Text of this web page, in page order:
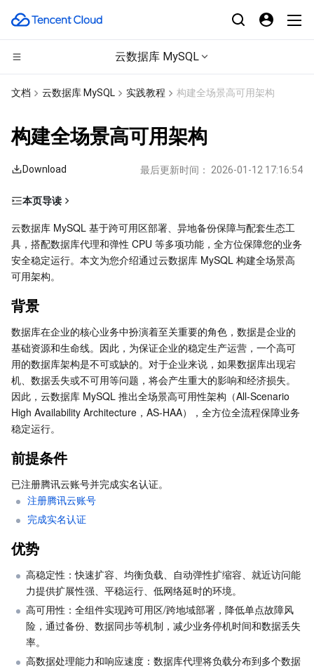
云数据库 MySQL
CDN与边缘平台
内容分发网络 CDN
DDoS 防护
安全加速 SCDN
裸金属云服务器
GPU 云服务器
弹性伸缩
自动化助手
边缘计算
批量计算
高性能计算集群
容器
容器服务
容器镜像服务
云原生分布式云中心
分布式云
边缘可用区
专属可用区
弹性微服务
API 网关
注册配置治理
Serverless
云函数
基础存储服务
对象存储
文件存储
云 HDFS
数据加速器 GooseFS
存储数据服务
日志服务
智能媒资托管
关系型数据库
云数据库 MariaDB
云数据库 PostgreSQL
云数据库 SQL Server
TDSQL-C MySQL 版
TDSQL MySQL 版
TDSQL Boundless
NoSQL 数据库
腾讯云分布式缓存数据库（兼容 Redis）
云数据库 MongoDB
游戏数据库 TcaplusDB
云数据库 Tendis
数据库 SaaS 服务
数据传输服务
数据库专家服务
数据库智能管家 DBbrain
网络
私有网络
负载均衡
数据安全
数据安全治理中心
业务安全
文档 云数据库 MySQL 实践教程 构建全场景高可用架构
构建全场景高可用架构
Download 最后更新时间： 2026-01-12 17:16:54
本页导读
前提条件
优势
步骤一：高可用架构部署
步骤二：开通数据库代理
步骤三：开启性能弹性管理-自动扩缩容
生态工具使用指引
DBbrain 智能管家监测定位问题
混沌演练平台模拟异常场景
相关文档
﻿云数据库 MySQL 基于跨可用区部署、异地备份保障与配套生态工
具，搭配数据库代理和弹性 CPU 等多项功能，全方位保障您的业务
安全稳定运行。本文为您介绍通过云数据库 MySQL 构建全场景高
可用架构。
背景
数据库在企业的核心业务中扮演着至关重要的角色，数据是企业的
基础资源和生命线。因此，为保证企业的稳定生产运营，一个高可
用的数据库架构是不可或缺的。对于企业来说，如果数据库出现宕
机、数据丢失或不可用等问题，将会产生重大的影响和经济损失。
因此，云数据库 MySQL 推出全场景高可用性架构（All-Scenario
High Availability Architecture，AS-HAA），全方位全流程保障业务
稳定运行。
前提条件
已注册腾讯云账号并完成实名认证。
注册腾讯云账号
完成实名认证
优势
高稳定性：快速扩容、均衡负载、自动弹性扩缩容、就近访问能
力提供扩展性强、平稳运行、低网络延时的环境。
高可用性：全组件实现跨可用区/跨地域部署，降低单点故障风
险，通过备份、数据同步等机制，减少业务停机时间和数据丢失
率。
高数据处理能力和响应速度：数据库代理将负载分布到多个数据